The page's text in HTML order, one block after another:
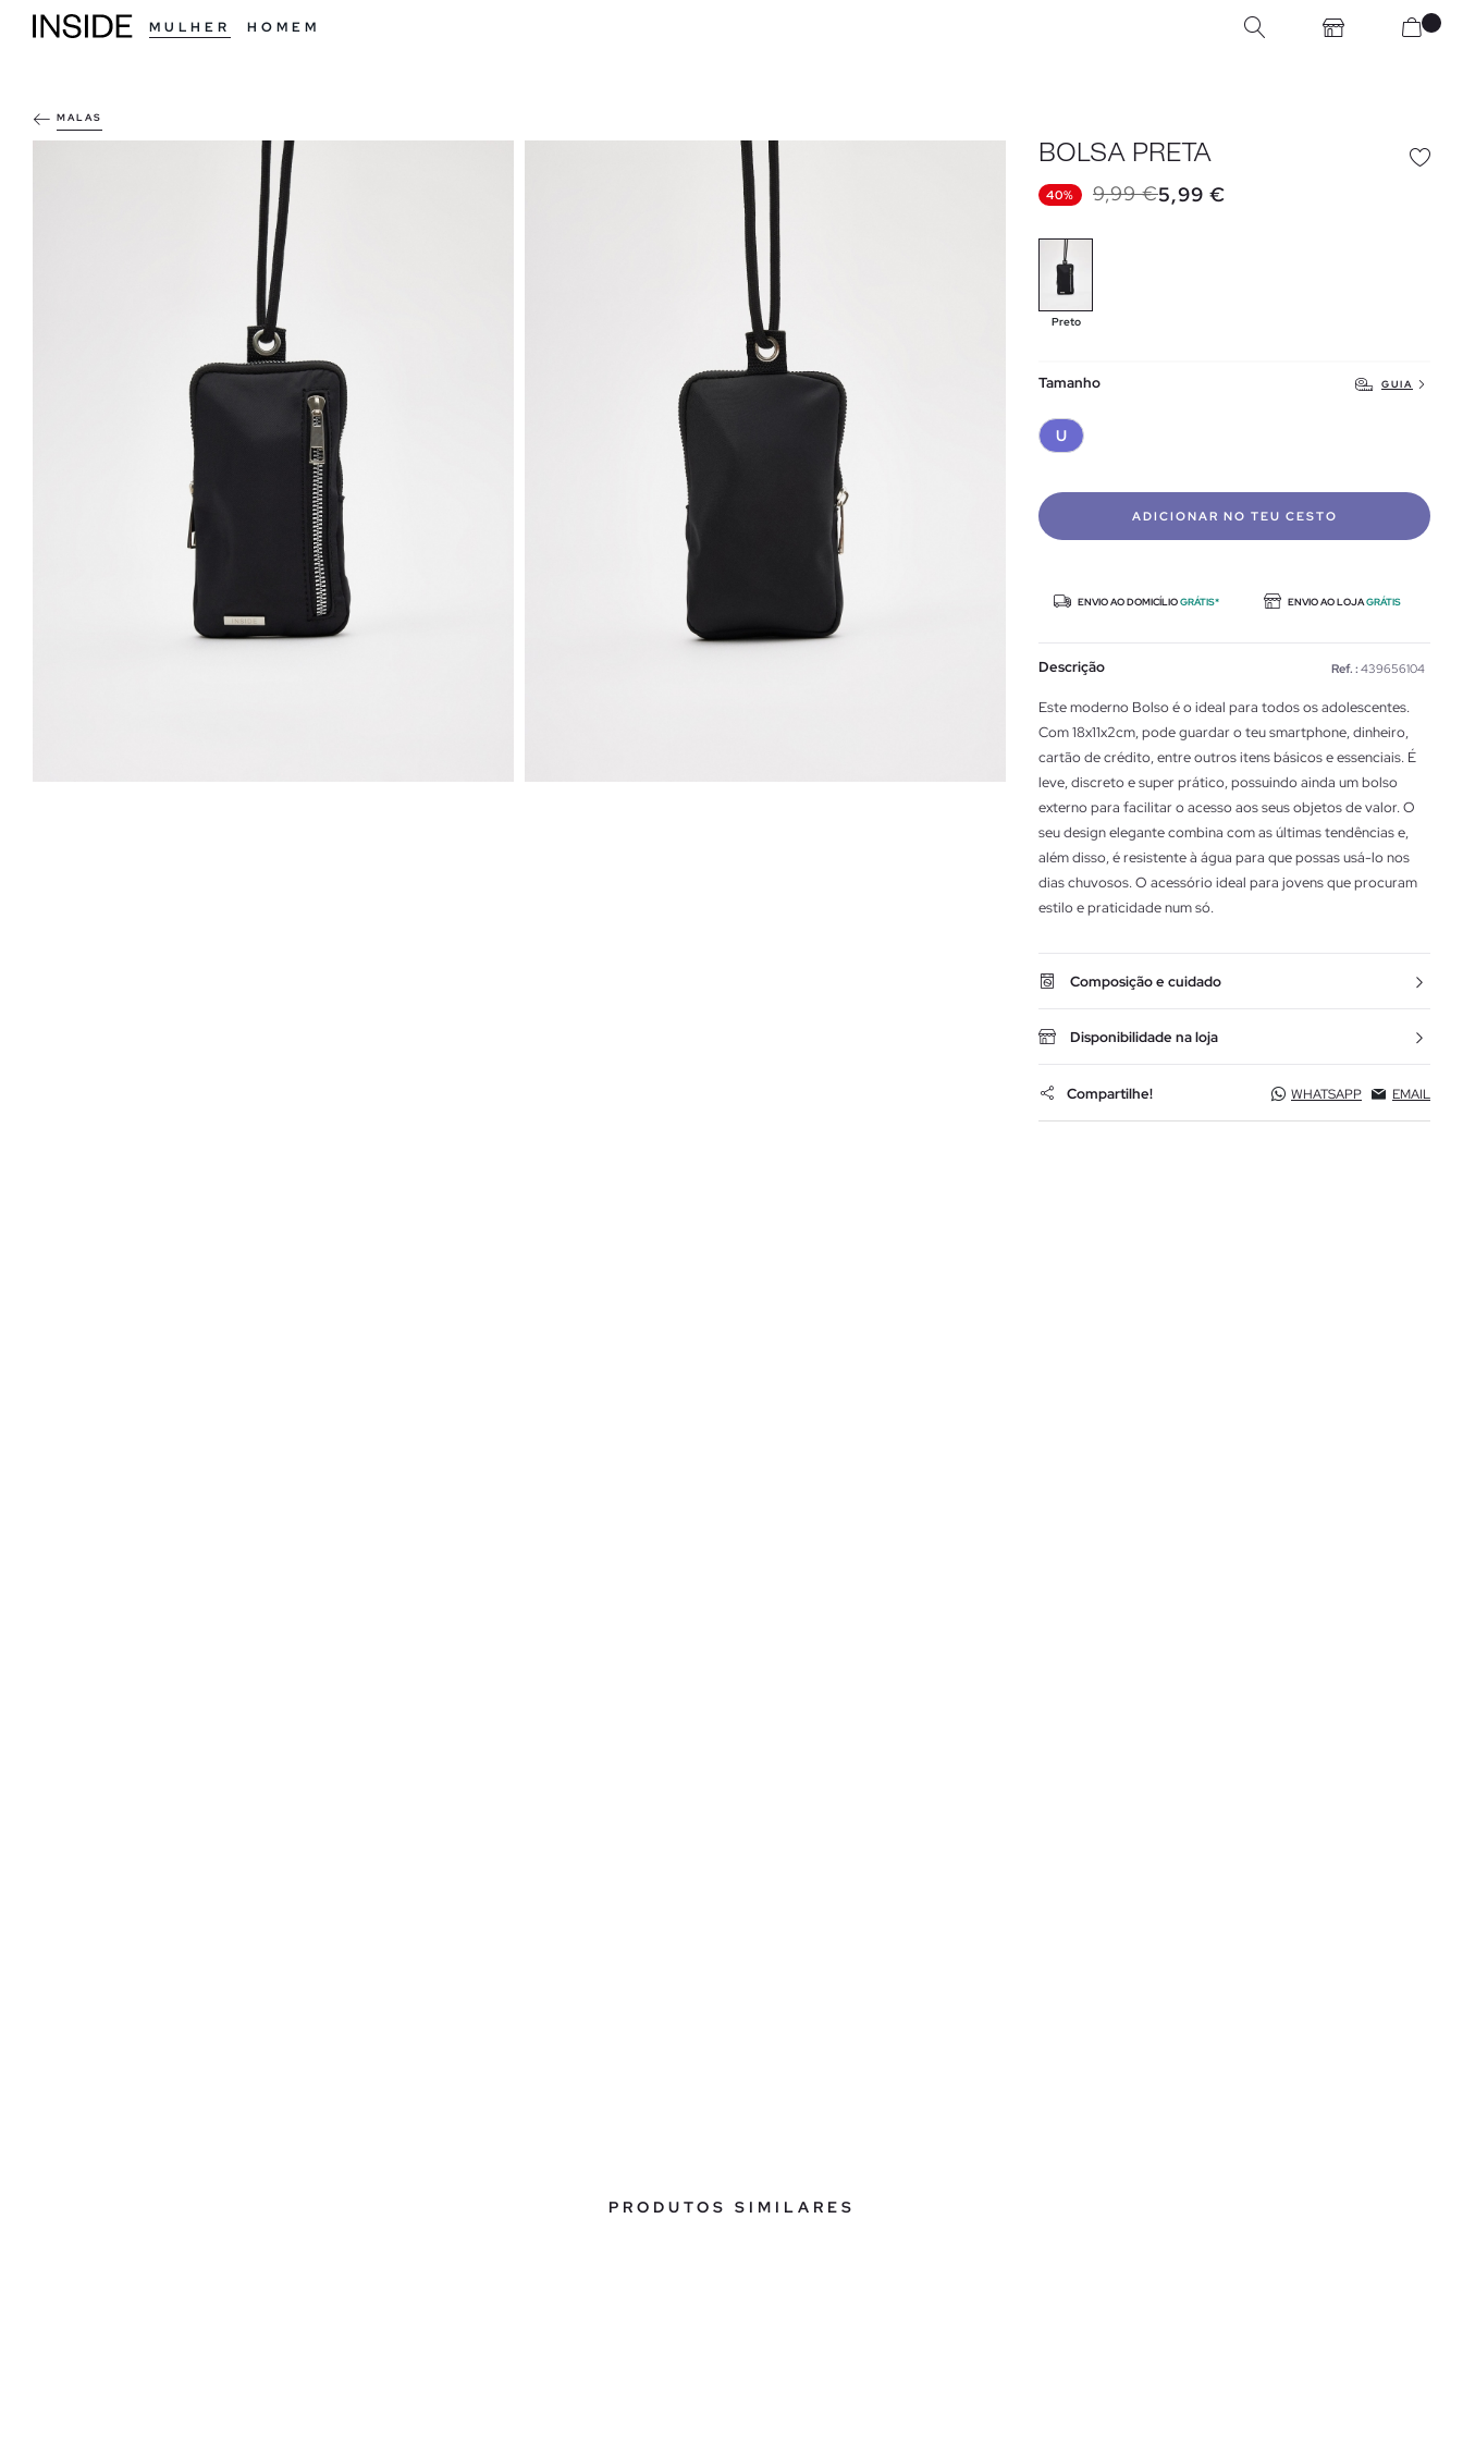
MULHER HOMEM
MALAS
BOLSA PRETA
40% 9,99 €5,99 €
Preto
Tamanho GUIA
U
ADICIONAR NO TEU CESTO
ENVIO AO DOMICÍLIOGRÁTIS* ENVIO AO LOJAGRÁTIS
Descrição Ref. : 439656104
Este moderno Bolso é o ideal para todos os adolescentes.
Com 18x11x2cm, pode guardar o teu smartphone, dinheiro,
cartão de crédito, entre outros itens básicos e essenciais. É
leve, discreto e super prático, possuindo ainda um bolso
externo para facilitar o acesso aos seus objetos de valor. O
seu design elegante combina com as últimas tendências e,
além disso, é resistente à água para que possas usá-lo nos
dias chuvosos. O acessório ideal para jovens que procuram
estilo e praticidade num só.
Composição e cuidado
Disponibilidade na loja
Compartilhe! WHATSAPP EMAIL
PRODUTOS SIMILARES